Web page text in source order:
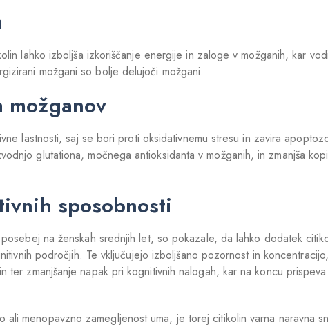
lahko izboljša izkoriščanje energije in zaloge v možganih, kar
možgani so bolje delujoči možgani.
možganov
lastnosti, saj se bori proti oksidativnemu stresu in zavira
glutationa, močnega antioksidanta v možganih, in zmanjša
sposobnosti
na ženskah srednjih let, so pokazale, da lahko dodatek
področjih. Te vključujejo izboljšano pozornost in
ter zmanjšanje napak pri kognitivnih nalogah, kar na koncu
ali menopavzno zamegljenost uma, je torej citikolin varna naravna